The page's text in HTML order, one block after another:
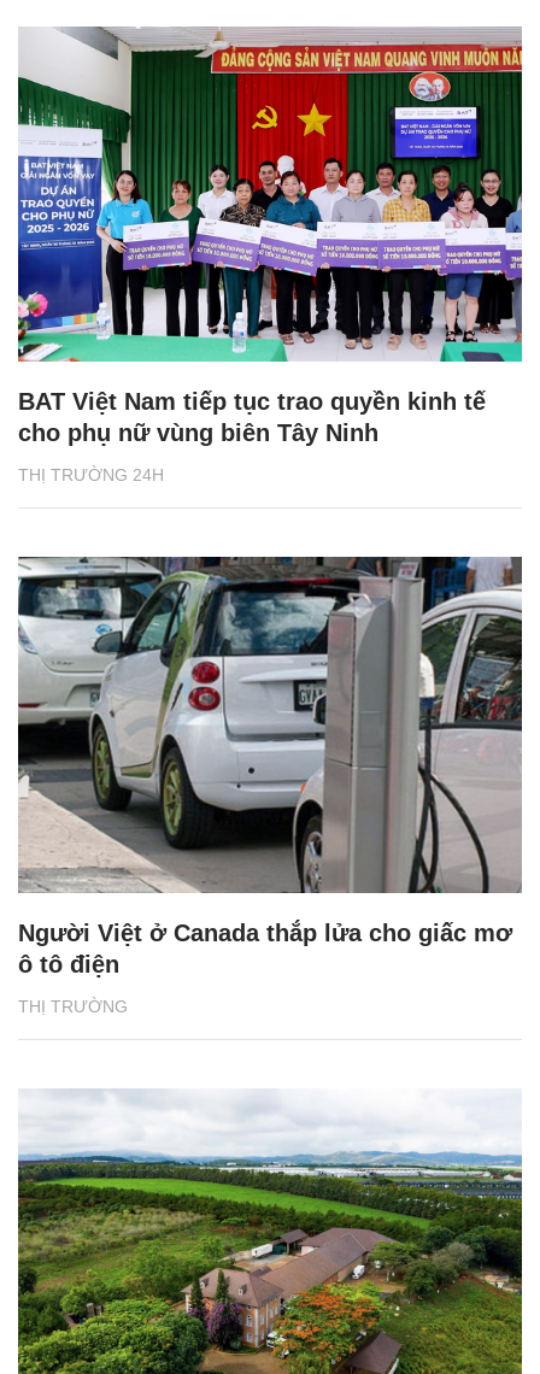
THỊ TRƯỜNG 24H
BAT Việt Nam tiếp tục trao quyền kinh tế
cho phụ nữ vùng biên Tây Ninh
THỊ TRƯỜNG
Người Việt ở Canada thắp lửa cho giấc mơ
ô tô điện